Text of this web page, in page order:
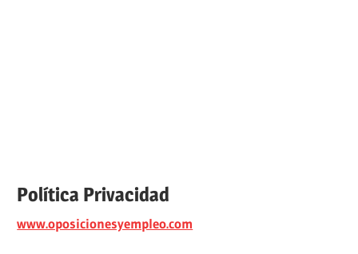
Política Privacidad
www.oposicionesyempleo.com